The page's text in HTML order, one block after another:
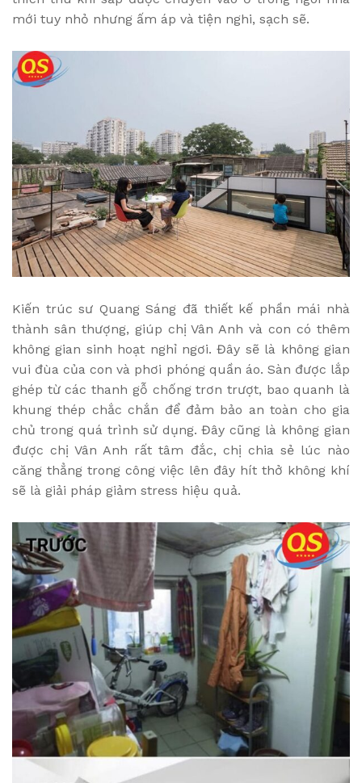
mới tuy nhỏ nhưng ấm áp và tiện nghi, sạch sẽ.
Kiến trúc sư Quang Sáng đã thiết kế phần mái nhà
thành sân thượng, giúp chị Vân Anh và con có thêm
không gian sinh hoạt nghỉ ngơi. Đây sẽ là không gian
vui đùa của con và phơi phóng quần áo. Sàn được lắp
ghép từ các thanh gỗ chống trơn trượt, bao quanh là
khung thép chắc chắn để đảm bảo an toàn cho gia
chủ trong quá trình sử dụng. Đây cũng là không gian
được chị Vân Anh rất tâm đắc, chị chia sẻ lúc nào
căng thẳng trong công việc lên đây hít thở không khí
sẽ là giải pháp giảm stress hiệu quả.